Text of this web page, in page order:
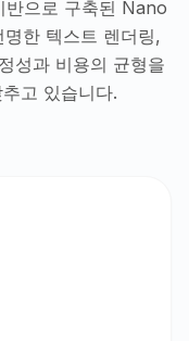
으로 구축된 Nano
한 텍스트 렌더링,
성과 비용의 균형을
고 있습니다.